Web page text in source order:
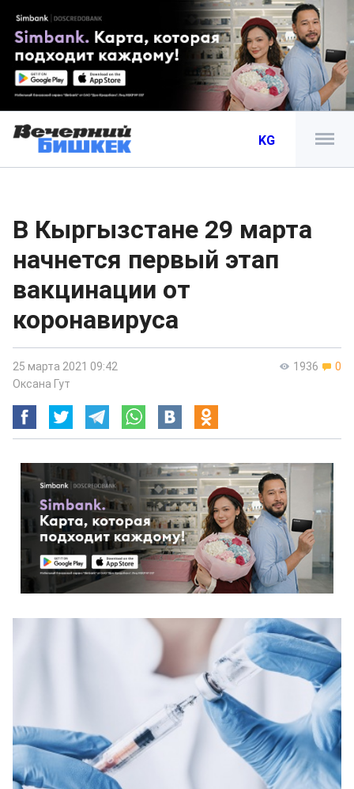
KG
В Кыргызстане 29 марта
начнется первый этап
вакцинации от
коронавируса
1936 0
25 марта 2021 09:42
Оксана Гут